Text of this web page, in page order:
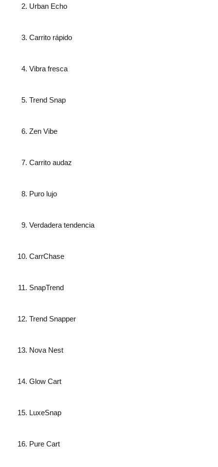
Urban Echo
Carrito rápido
Vibra fresca
Trend Snap
Zen Vibe
Carrito audaz
Puro lujo
Verdadera tendencia
CarrChase
SnapTrend
Trend Snapper
Nova Nest
Glow Cart
LuxeSnap
Pure Cart